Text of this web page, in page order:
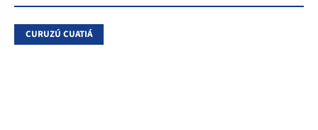
CURUZÚ CUATIÁ